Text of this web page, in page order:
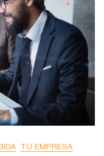
TU EMPRESA